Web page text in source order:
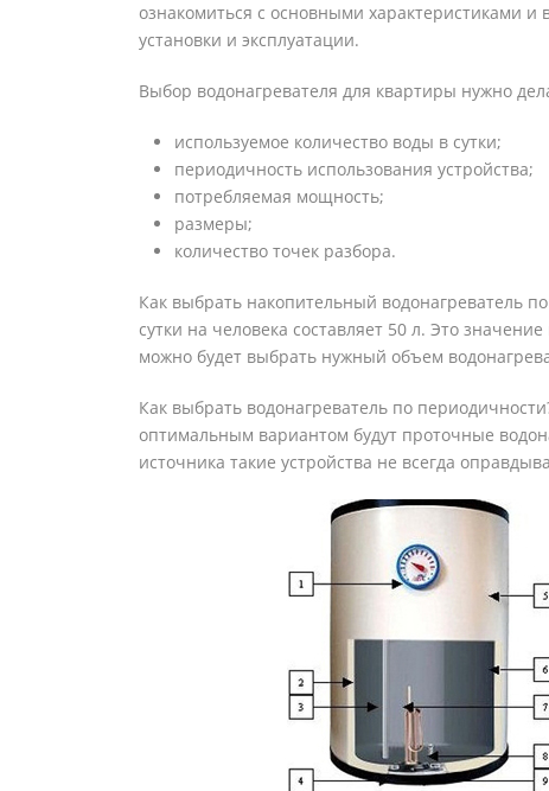
ознакомиться с основными характеристиками
установки и эксплуатации.
Выбор водонагревателя для квартиры нужно
используемое количество воды в сутки;
периодичность использования устройства;
потребляемая мощность;
размеры;
количество точек разбора.
Как выбрать накопительный водонагреватель
сутки на человека составляет 50 л. Это
можно будет выбрать нужный объем
Как выбрать водонагреватель по
оптимальным вариантом будут проточные
источника такие устройства не всегда